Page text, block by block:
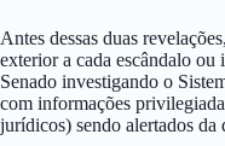
Antes dessas duas
exterior a cada escândalo
Senado investigando o
com informações
jurídicos) sendo alertados da